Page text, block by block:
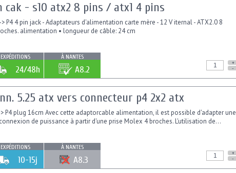
cak - s10 atx2 8 pins / atx1 4 pins
P4 4 pin jack - Adaptateurs d'alimentation carte mère - 12 V iternal - ATX2.0 8
alimentation • longueur de câble: 24 cm
EXPÉDITIONS
24/48h
À NANTES
A8.2
+
-
5.25 atx vers connecteur p4 2x2 atx
P4 plug 16cm Avec cette adaptorcable alimentation, il est possible d'adapter une
de puissance à partir d'une prise Molex 4 broches. L'utilisation de...
EXPÉDITIONS
10-15j
À NANTES
A8.3
+
-